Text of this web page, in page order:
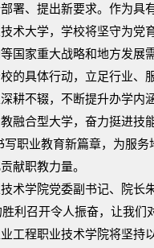
署、提出新要求。作为具
术大学，学校将坚守为党
国家重大战略和地方发展
的具体行动，立足行业、
耕不辍，不断提升办学内
融合型大学，奋力挺进技
写职业教育新篇章，为服务
献职教力量。
术学院党委副书记、院长
利召开令人振奋，让我们
工程职业技术学院将坚持